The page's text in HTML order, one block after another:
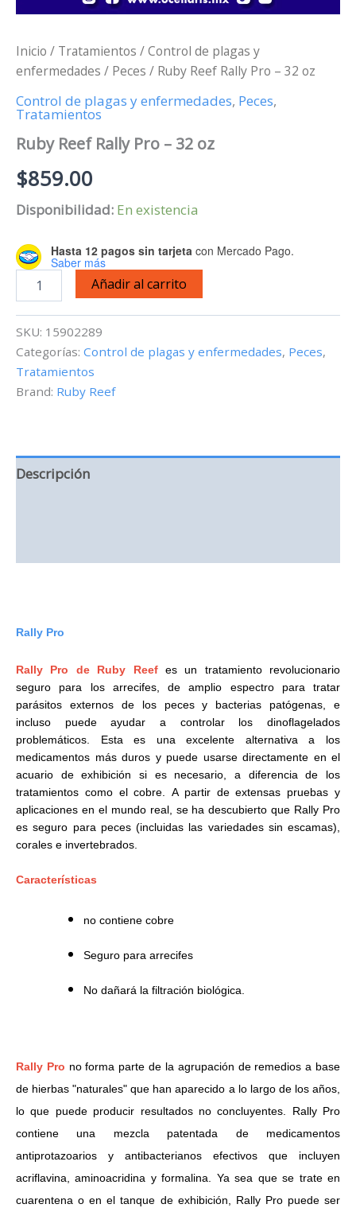
Inicio / Tratamientos /Control de plagas y
enfermedades / Peces / Ruby Reef Rally Pro – 32 oz
Control de plagas y enfermedades, Peces,
Tratamientos
Ruby Reef Rally Pro – 32 oz
$859.00
Disponibilidad: En existencia
Hasta 12 pagos sin tarjeta con Mercado Pago.
Saber más
-
32
oz
cantidad
Añadir al carrito
SKU: 15902289
Categorías: Control de plagas y enfermedades, Peces,
Tratamientos
Brand: Ruby Reef
Descripción
Rally Pro
Rally Pro de Ruby Reefes un tratamiento revolucionario
seguro para los arrecifes, de amplio espectro para tratar
parásitos externos de los peces y bacterias patógenas, e
incluso puede ayudar a controlar los dinoflagelados
problemáticos. Esta es una excelente alternativa a los
medicamentos más duros y puede usarse directamente en el
acuario de exhibición si es necesario, a diferencia de los
tratamientos como el cobre. A partir de extensas pruebas y
aplicaciones en el mundo real, se ha descubierto que Rally Pro
es seguro para peces (incluidas las variedades sin escamas),
corales e invertebrados.
Características
no contiene cobre
Seguro para arrecifes
No dañará la filtración biológica.
Rally Pro no forma parte de la agrupación de remedios a base
de hierbas "naturales" que han aparecido a lo largo de los años,
lo que puede producir resultados no concluyentes. Rally Pro
contiene una mezcla patentada de medicamentos
antiprotazoarios y antibacterianos efectivos que incluyen
acriflavina, aminoacridina y formalina. Ya sea que se trate en
cuarentena o en el tanque de exhibición, Rally Pro puede ser